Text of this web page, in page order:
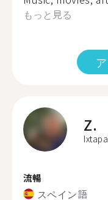
もっと見る
Z.
流暢
スペイン語